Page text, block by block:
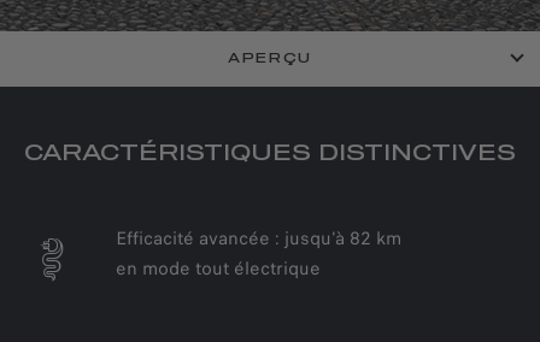
APERÇU
CARACTÉRISTIQUES DISTINCTIVES
Efficacité avancée : jusqu'à 82 km
en mode tout électrique